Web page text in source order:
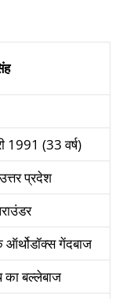
1991 (33 वर्ष)
प्रदेश
ऑर्थोडॉक्स गेंदबाज
का बल्लेबाज